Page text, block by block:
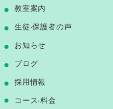
教室案内
⽣徒‧保護者の声
お知らせ
ブログ
採用情報
コース‧料⾦